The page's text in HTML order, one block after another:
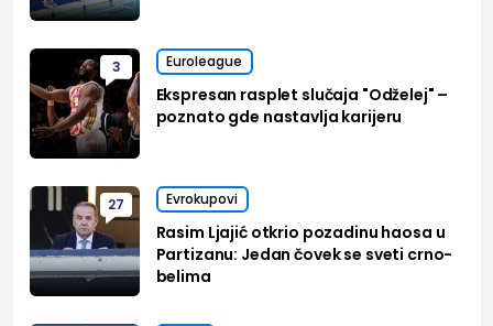
3 Euroleague
Ekspresan rasplet slučaja "Odželej" –
poznato gde nastavlja karijeru
27 Evrokupovi
Rasim Ljajić otkrio pozadinu haosa u
Partizanu: Jedan čovek se sveti crno-
belima